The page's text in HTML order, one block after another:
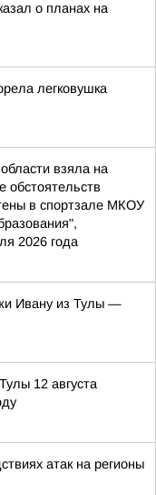
о планах на
легковушка
взяла на
обстоятельств
в спортзале МКОУ
2026 года
Ивану из Тулы —
12 августа
атак на регионы